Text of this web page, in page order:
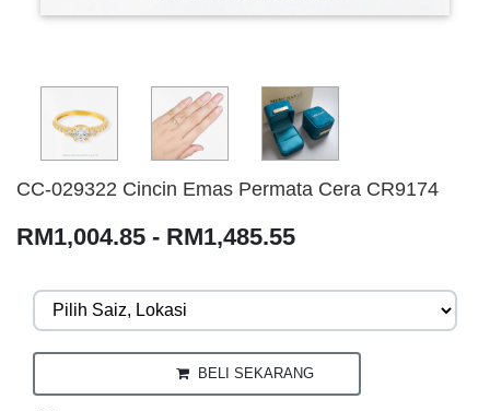
CC-029322 Cincin Emas Permata Cera CR9174
RM1,004.85 - RM1,485.55
BELI SEKARANG